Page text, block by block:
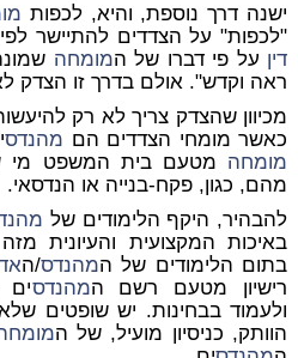
ישנה דרך נוספת, והיא, לכפות
"לכפות" על הצדדים להתיישר
דין על פי דברו של המומחה
ראה וקדש". אולם בדרך זו הצדק
מכיוון שהצדק צריך לא רק
כאשר מומחי הצדדים הם מהנדס
מומחה מטעם בית המשפט מי
מהם, כגון, פקח-בנייה או הנדסאי.
להבהיר, היקף הלימודים של
באיכות המקצועית והעיונית
בתום הלימודים של המהנדס/ה
רישיון מטעם רשם המהנדסים
ולעמוד בבחינות. יש שופטים
הוותק, כניסיון מועיל, של ה